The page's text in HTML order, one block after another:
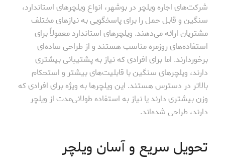
شرکت‌های اجاره ویلچر در بوشهر، انواع ویلچرهای استاندارد،
سنگین و قابل حمل را برای پاسخگویی به نیازهای مختلف
مشتریان ارائه می‌دهند. ویلچرهای استاندارد معمولاً برای
استفاده‌های روزمره مناسب هستند و از طراحی ساده‌ای
برخوردارند. اما برای افرادی که نیاز به پشتیبانی بیشتری
دارند، ویلچرهای سنگین با قابلیت‌های بیشتر و استحکام
بالاتر در دسترس هستند. این ویلچرها به ویژه برای افرادی که
وزن بیشتری دارند یا نیاز به استفاده طولانی‌مدت از ویلچر
دارند، طراحی شده‌اند.
تحویل سریع و آسان ویلچر